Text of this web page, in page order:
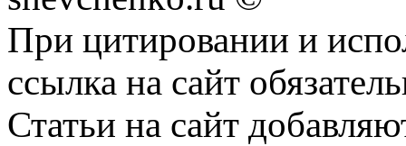
При цитировании и
ссылка на сайт
Статьи на сайт